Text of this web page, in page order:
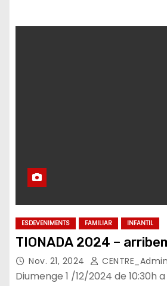
ESDEVENIMENTS FAMILIAR INFANTIL
TIONADA 2024 –
Nov. 21, 2024 CENTRE_Admin
Diumenge 1 /12/2024 de 10:30h a